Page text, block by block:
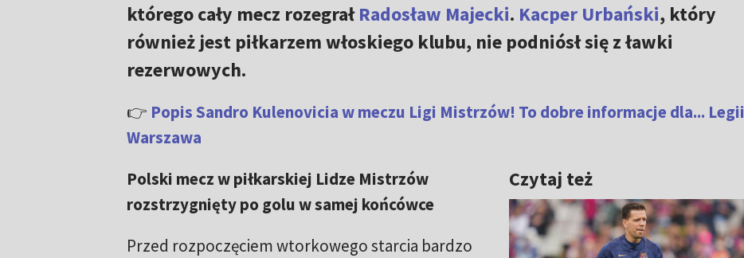
którego cały mecz rozegrałRadosław Majecki. Kacper Urbański, który
również jest piłkarzem włoskiego klubu, nie podniósł się z ławki
rezerwowych.
👉 Popis Sandro Kulenovicia w meczu Ligi Mistrzów! To dobre informacje dla... Legii
Warszawa
Czytaj też
Polski mecz w piłkarskiej Lidze Mistrzów
rozstrzygnięty po golu w samej końcówce
Przed rozpoczęciem wtorkowego starcia bardzo